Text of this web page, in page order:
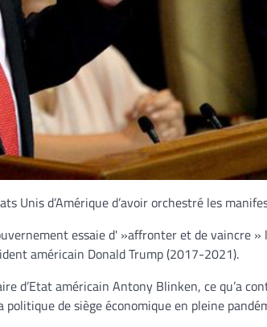
Unis d’Amérique d’avoir orchestré les
essaie d' »affronter et de vaincre »
américain Donald Trump (2017-2021).
d’Etat américain Antony Blinken, ce qu’a
de siège économique en pleine